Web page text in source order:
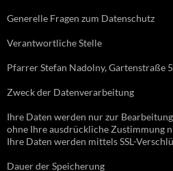
Generelle Fragen zum Datenschutz
Verantwortliche Stelle
Pfarrer Stefan Nadolny, Gartenstraße
Zweck der Datenverarbeitung
Ihre Daten werden nur zur
ohne Ihre ausdrückliche Zustimmung
Ihre Daten werden mittels SSL-
Dauer der Speicherung